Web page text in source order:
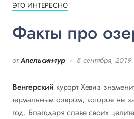
ЭТО ИНТЕРЕСНО
Факты про
от Апельсин-тур 8 сентября, 2019
Венгерский курорт Хевиз
термальным озером, которое не
год. Благодаря славе своих